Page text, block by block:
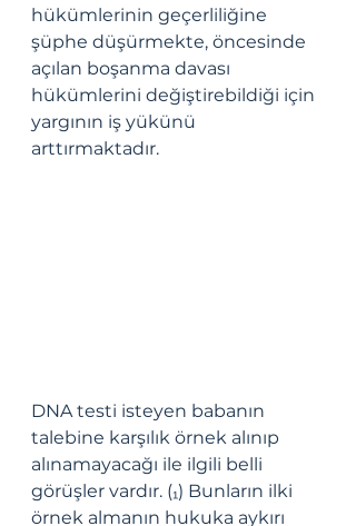
hükümlerinin geçerliliğine
şüphe düşürmekte, öncesinde
açılan boşanma davası
hükümlerini değiştirebildiği için
yargının iş yükünü
arttırmaktadır.
DNA testi isteyen babanın
talebine karşılık örnek alınıp
alınamayacağı ile ilgili belli
görüşler vardır. (₁) Bunların ilki
örnek almanın hukuka aykırı